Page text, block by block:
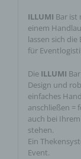
ILLUMI Bar ist
einem
lassen sich
für
Die ILLUMI
Design und
einfaches
anschließen =
auch bei
stehen.
Ein
Event.